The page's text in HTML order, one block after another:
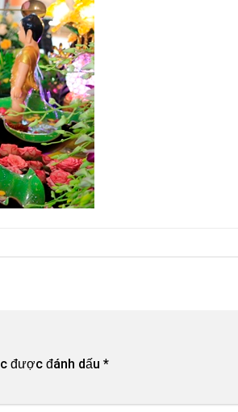
được đánh dấu *